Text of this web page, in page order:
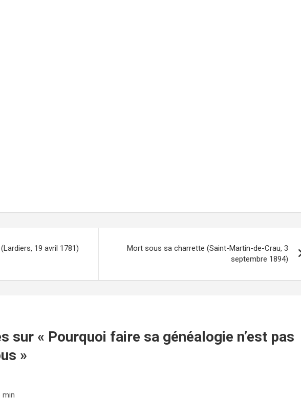
19 avril 1781)
Mort sous sa charrette (Saint-Martin-de-Crau, 3
septembre 1894)
sur « Pourquoi faire sa généalogie n’est pas
»
min